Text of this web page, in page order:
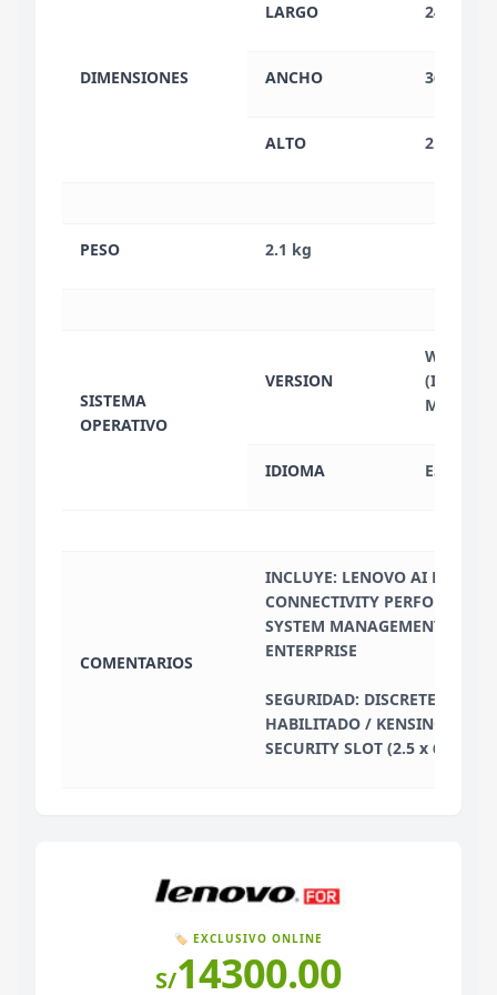
DIMENSIONES
LARGO 24.86 CM
ANCHO 36.15 CM
ALTO 2.63 CM
PESO 2.1 kg
SISTEMA
OPERATIVO
VERSION
(ING /
IDIOMA ESPAÑOL
COMENTARIOS
INCLUYE: LENOVO AI NOW +
CONNECTIVITY
SYSTEM MANAGEMENT:
ENTERPRISE
SEGURIDAD: DISCRETE TPM
HABILITADO / KENSINGTON
SECURITY SLOT (2.5 x 6 mm)
🏷️ EXCLUSIVO ONLINE
S/14300.00